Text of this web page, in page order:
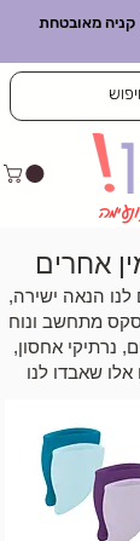
קניה מאובטחת
אחרים
הנאה ישירה,
מתחשב ונוח
נרתיקי אחסון,
שאבדו לנו